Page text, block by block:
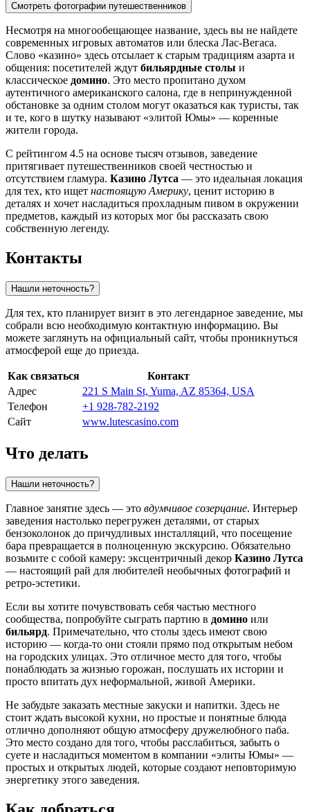
Смотреть фотографии путешественников
Несмотря на многообещающее название, здесь вы не найдете
современных игровых автоматов или блеска Лас-Вегаса.
Слово «казино» здесь отсылает к старым традициям азарта и
общения: посетителей ждут бильярдные столы и
классическое домино. Это место пропитано духом
аутентичного американского салона, где в непринужденной
обстановке за одним столом могут оказаться как туристы, так
и те, кого в шутку называют «элитой Юмы» — коренные
жители города.
С рейтингом 4.5 на основе тысяч отзывов, заведение
притягивает путешественников своей честностью и
отсутствием гламура. Казино Лутса — это идеальная локация
для тех, кто ищет настоящую Америку, ценит историю в
деталях и хочет насладиться прохладным пивом в окружении
предметов, каждый из которых мог бы рассказать свою
собственную легенду.
Контакты
Нашли неточность?
Для тех, кто планирует визит в это легендарное заведение, мы
собрали всю необходимую контактную информацию. Вы
можете заглянуть на официальный сайт, чтобы проникнуться
атмосферой еще до приезда.
Как связаться
Контакт
Адрес
221 S Main St, Yuma, AZ 85364, USA
Телефон
+1 928-782-2192
Сайт
www.lutescasino.com
Что делать
Нашли неточность?
Главное занятие здесь — это вдумчивое созерцание. Интерьер
заведения настолько перегружен деталями, от старых
бензоколонок до причудливых инсталляций, что посещение
бара превращается в полноценную экскурсию. Обязательно
возьмите с собой камеру: эксцентричный декор Казино Лутса
— настоящий рай для любителей необычных фотографий и
ретро-эстетики.
Если вы хотите почувствовать себя частью местного
сообщества, попробуйте сыграть партию в домино или
бильярд. Примечательно, что столы здесь имеют свою
историю — когда-то они стояли прямо под открытым небом
на городских улицах. Это отличное место для того, чтобы
понаблюдать за жизнью горожан, послушать их истории и
просто впитать дух неформальной, живой Америки.
Не забудьте заказать местные закуски и напитки. Здесь не
стоит ждать высокой кухни, но простые и понятные блюда
отлично дополняют общую атмосферу дружелюбного паба.
Это место создано для того, чтобы расслабиться, забыть о
суете и насладиться моментом в компании «элиты Юмы» —
простых и открытых людей, которые создают неповторимую
энергетику этого заведения.